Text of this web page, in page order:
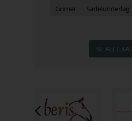
Grimer
Sadelunderlag
SE ALLE